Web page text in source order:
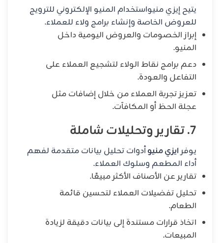
يتيح إيزي منيواستخدام المنيو الإلكتروني للترويج
للعروض الخاصة وإنشاء برامج ولاء للعملاء.
إبراز الخصومات والعروض اليومية داخل
المنيو.
دعم برامج نقاط الولاء لتشجيع العملاء على
التفاعل والعودة.
تعزيز تجربة العملاء من خلال إضافات مثل
عجلة الحظ أو المكافآت.
7. تقارير وتحليلات شاملة
يوفرايزي منيوأدوات تحليل بيانات متقدمة لفهم
أداء المطعم وسلوك العملاء.
تقارير عن الأصناف الأكثر مبيعًا.
تحليل تفضيلات العملاء لتحسين قائمة
الطعام.
اتخاذ قرارات مستندة إلى بيانات دقيقة لزيادة
المبيعات.